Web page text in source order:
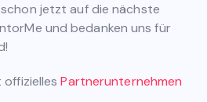
jetzt auf die nächste
und bedanken uns für
offiziellesPartnerunternehmen